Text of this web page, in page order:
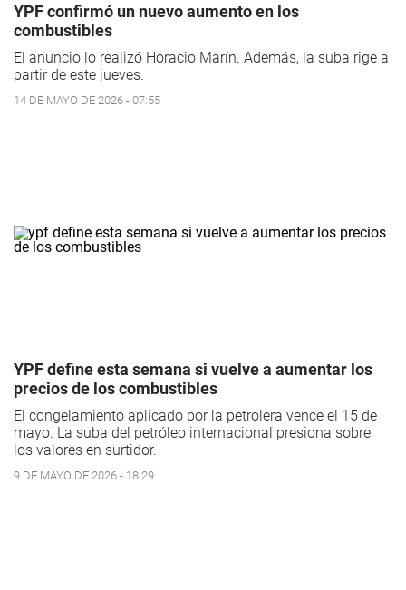
YPF confirmó un nuevo aumento en los
combustibles
El anuncio lo realizó Horacio Marín. Además, la suba rige a
partir de este jueves.
14 DE MAYO DE 2026 - 07:55
YPF define esta semana si vuelve a aumentar los
precios de los combustibles
El congelamiento aplicado por la petrolera vence el 15 de
mayo. La suba del petróleo internacional presiona sobre
los valores en surtidor.
9 DE MAYO DE 2026 - 18:29